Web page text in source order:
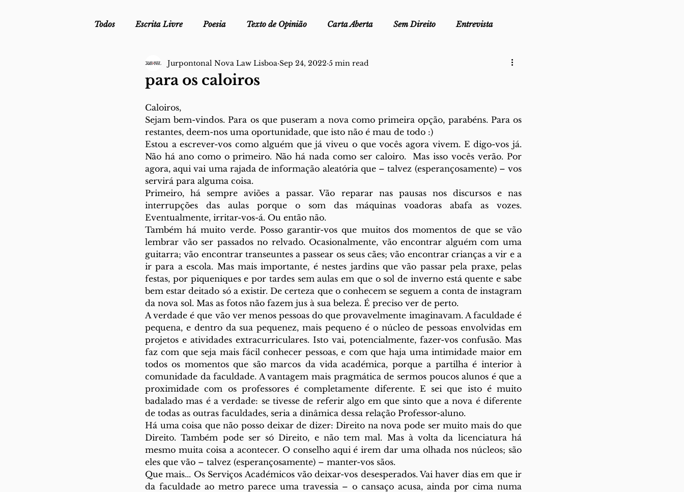
Todos Escrita Livre Poesia Texto de Opinião Carta Aberta Sem Direito Entrevista
Mergulho Profilático - Podcast Ofélia - Clube de Leitura Edições Físicas Lembro-me que...
Mais Uma da Nova Escola da Lei
Sob Segredo de Justiça
para os caloiros
Jurpontonal Nova Law Lisboa Sep 24, 2022 5 min read
Caloiros,
Sejam bem-vindos. Para os que puseram a nova como primeira opção, parabéns. Para os
restantes, deem-nos uma oportunidade, que isto não é mau de todo :)
Estou a escrever-vos como alguém que já viveu o que vocês agora vivem. E digo-vos já.
Não há ano como o primeiro. Não há nada como ser caloiro.  Mas isso vocês verão. Por
agora, aqui vai uma rajada de informação aleatória que – talvez (esperançosamente) – vos
servirá para alguma coisa.
Primeiro, há sempre aviões a passar. Vão reparar nas pausas nos discursos e nas
interrupções das aulas porque o som das máquinas voadoras abafa as vozes.
Eventualmente, irritar-vos-á. Ou então não.
Também há muito verde. Posso garantir-vos que muitos dos momentos de que se vão
lembrar vão ser passados no relvado. Ocasionalmente, vão encontrar alguém com uma
guitarra; vão encontrar transeuntes a passear os seus cães; vão encontrar crianças a vir e a
ir para a escola. Mas mais importante, é nestes jardins que vão passar pela praxe, pelas
festas, por piqueniques e por tardes sem aulas em que o sol de inverno está quente e sabe
bem estar deitado só a existir. De certeza que o conhecem se seguem a conta de instagram
da nova sol. Mas as fotos não fazem jus à sua beleza. É preciso ver de perto.
A verdade é que vão ver menos pessoas do que provavelmente imaginavam. A faculdade é
pequena, e dentro da sua pequenez, mais pequeno é o núcleo de pessoas envolvidas em
projetos e atividades extracurriculares. Isto vai, potencialmente, fazer-vos confusão. Mas
faz com que seja mais fácil conhecer pessoas, e com que haja uma intimidade maior em
todos os momentos que são marcos da vida académica, porque a partilha é interior à
comunidade da faculdade. A vantagem mais pragmática de sermos poucos alunos é que a
proximidade com os professores é completamente diferente. E sei que isto é muito
badalado mas é a verdade: se tivesse de referir algo em que sinto que a nova é diferente
de todas as outras faculdades, seria a dinâmica dessa relação Professor-aluno.
Há uma coisa que não posso deixar de dizer: Direito na nova pode ser muito mais do que
Direito. Também pode ser só Direito, e não tem mal. Mas à volta da licenciatura há
mesmo muita coisa a acontecer. O conselho aqui é irem dar uma olhada nos núcleos; são
eles que vão – talvez (esperançosamente) – manter-vos sãos.
Que mais... Os Serviços Académicos vão deixar-vos desesperados. Vai haver dias em que ir
da faculdade ao metro parece uma travessia – o cansaço acusa, ainda por cima numa